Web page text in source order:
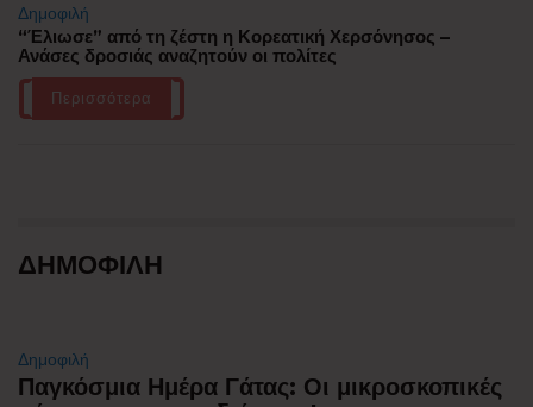
Δημοφιλή
“Έλιωσε” από τη ζέστη η Κορεατική Χερσόνησος –
Ανάσες δροσιάς αναζητούν οι πολίτες
Περισσότερα
ΔΗΜΟΦΙΛΗ
Δημοφιλή
Παγκόσμια Ημέρα Γάτας: Οι μικροσκοπικές